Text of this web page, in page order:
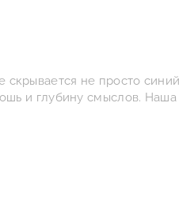
не просто
и глубину смыслов.